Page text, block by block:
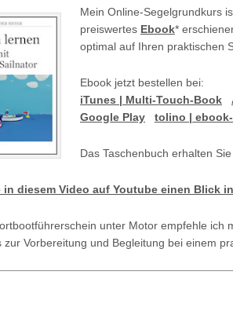
Mein Online-Segelgrundkurs
preiswertes Ebook*
optimal auf Ihren praktischen
Ebook jetzt bestellen bei:
iTunes | Multi-Touch-Book
Google Play
tolino |
Das Taschenbuch erhalten
in diesem Video auf Youtube einen Blick
unter Motor empfehle ich
zur Vorbereitung und Begleitung bei einem